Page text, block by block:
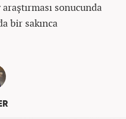
sonucunda
bir sakınca